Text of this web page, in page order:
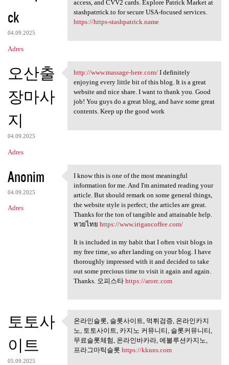
ck
04.09.2025
Adres
access, and CVV2 cards. Explore Patrick Market at
stashpatrrick.to for secure USA-focused services.
https://https-stashpatrick.name
오산출
장마사
지
04.09.2025
Adres
http://www.massage-here.com/
http://www.massage-here.com/I definitely
enjoying every little bit of this blog. It is a great
website and nice share. I want to thank you. Good
job! You guys do a great blog, and have some great
contents. Keep up the good work
Anonim
04.09.2025
Adres
I know this is one of the
I know this is one of the most meaningful
information for me. And I'm animated reading your
article. But should remark on some general things,
the website style is perfect; the articles are great.
Thanks for the ton of tangible and attainable help.
หวยไทย https://www.irigancoffee.com/
It is included in my habit that I often visit blogs in
my free time, so after landing on your blog. I have
thoroughly impressed with it and decided to take
out some precious time to visit it again and again.
Thanks. 오피스타 https://arorc.com
토토사
이트
05.09.2025
온라인슬롯, 슬롯사이트, 먹튀검
증, 온라인카지노,
온라인슬롯, 슬롯사이트, 먹튀검증, 온라인카지
노, 토토사이트, 카지노 커뮤니티, 슬롯커뮤니티,
무료슬롯체험, 온라인바카라, 에볼루션카지노,
프라그마틱슬롯 https://kkuns.com